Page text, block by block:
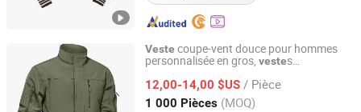
Veste coupe-vent douce pour hommes
personnalisée en gros, vestes
detravail
12,00-14,00 $US / Pièce
1 000 Pièces (MOQ)
Fuzhou Changtai Textile Co., Ltd.
Fujian, China Depuis 2017